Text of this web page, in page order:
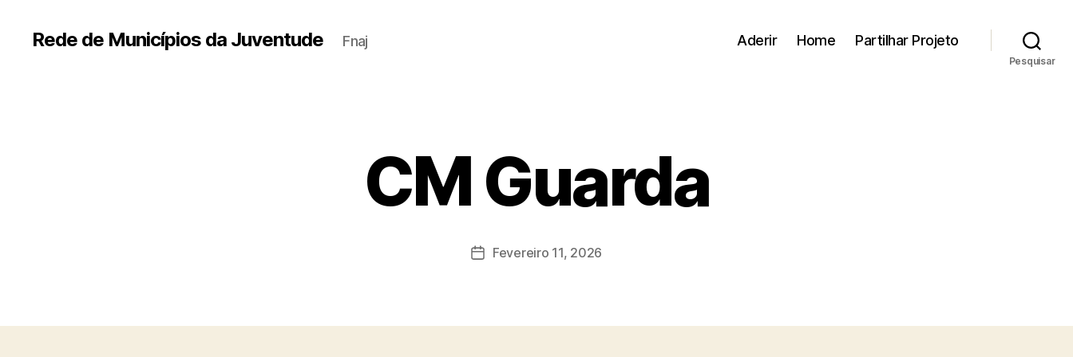
Rede de Municípios da Juventude Fnaj Aderir Home Partilhar Projeto
Pesquisar
CM Guarda
DataFevereiro 11, 2026